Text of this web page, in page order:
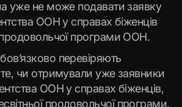
уже не може подавати заявку
ООН у справах біженців
продовольчої програми ООН.
перевіряють
чи отримували уже заявники
ООН у справах біженців,
продовольчої програми.